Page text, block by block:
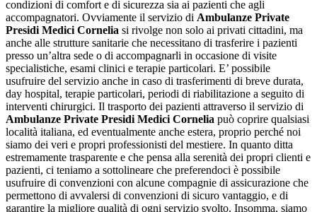
condizioni di comfort e di sicurezza sia ai pazienti che agli
accompagnatori. Ovviamente il servizio di Ambulanze Private
Presidi Medici Cornelia si rivolge non solo ai privati cittadini, ma
anche alle strutture sanitarie che necessitano di trasferire i pazienti
presso un’altra sede o di accompagnarli in occasione di visite
specialistiche, esami clinici e terapie particolari. E’ possibile
usufruire del servizio anche in caso di trasferimenti di breve durata,
day hospital, terapie particolari, periodi di riabilitazione a seguito di
interventi chirurgici. Il trasporto dei pazienti attraverso il servizio di
Ambulanze Private Presidi Medici Cornelia può coprire qualsiasi
località italiana, ed eventualmente anche estera, proprio perché noi
siamo dei veri e propri professionisti del mestiere. In quanto ditta
estremamente trasparente e che pensa alla serenità dei propri clienti e
pazienti, ci teniamo a sottolineare che preferendoci è possibile
usufruire di convenzioni con alcune compagnie di assicurazione che
permettono di avvalersi di convenzioni di sicuro vantaggio, e di
garantire la migliore qualità di ogni servizio svolto. Insomma, siamo